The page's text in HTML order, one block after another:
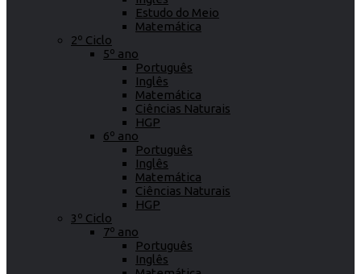
Estudo do Meio
Matemática
2º Ciclo
5º ano
Português
Inglês
Matemática
Ciências Naturais
HGP
6º ano
Português
Inglês
Matemática
Ciências Naturais
HGP
3º Ciclo
7º ano
Português
Inglês